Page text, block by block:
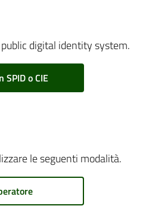
digital identity system.
SPID o CIE
le seguenti modalità.